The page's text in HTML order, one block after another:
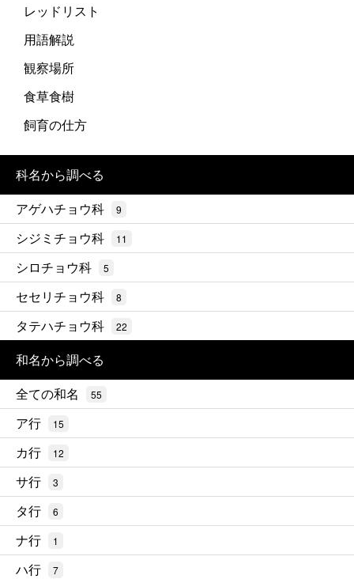
レッドリスト
用語解説
観察場所
食草食樹
飼育の仕方
科名から調べる
アゲハチョウ科
9
シジミチョウ科 11
シロチョウ科 5
セセリチョウ科 8
タテハチョウ科 22
和名から調べる
全ての和名
55
ア行 15
カ行 12
サ行 3
タ行 6
ナ行 1
ハ行 7